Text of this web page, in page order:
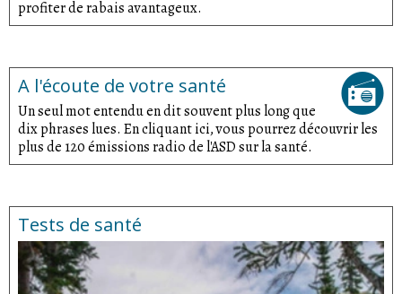
profiter de rabais avantageux.
A l'écoute de votre santé
Un seul mot entendu en dit souvent plus long que
dix phrases lues. En cliquant ici, vous pourrez découvrir les
plus de 120 émissions radio de l'ASD sur la santé.
Tests de santé